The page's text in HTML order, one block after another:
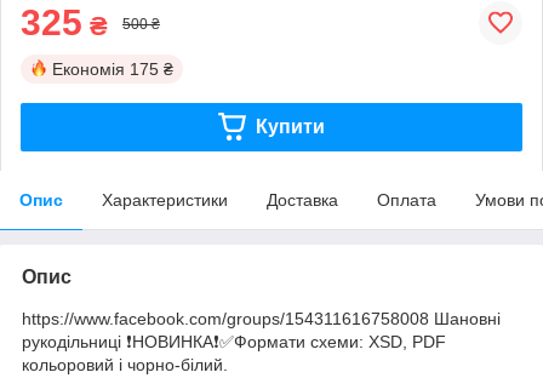
325 ₴ 500 ₴
Економія 175 ₴
Купити
Опис Характеристики Доставка Оплата Умови
Опис
https://www.facebook.com/groups/154311616758008 Шановні
рукодільниці ❗️НОВИНКА❗️✅Формати схеми: XSD, PDF
кольоровий і чорно-білий.